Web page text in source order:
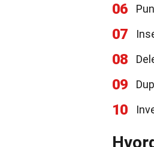
06
07
08
09
10